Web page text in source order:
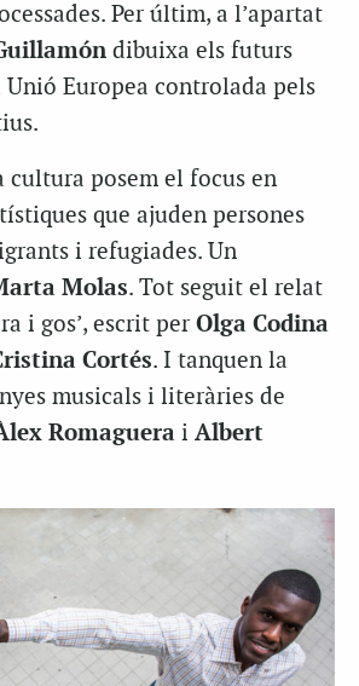
Per últim, a l’apartat
dibuixa els futurs
Unió Europea controlada pels
cultura posem el focus en
que ajuden persones
i refugiades. Un
Molas. Tot seguit el relat
i gos’, escrit per Olga Codina
Cortés. I tanquen la
musicals i literàries de
Romaguera i Albert